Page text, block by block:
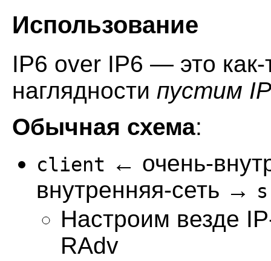
Использование
IP6 over IP6 — это
наглядности пустим
Обычная схема:
client ← очень-
внутренняя-сеть →
Настроим везде
RAdv